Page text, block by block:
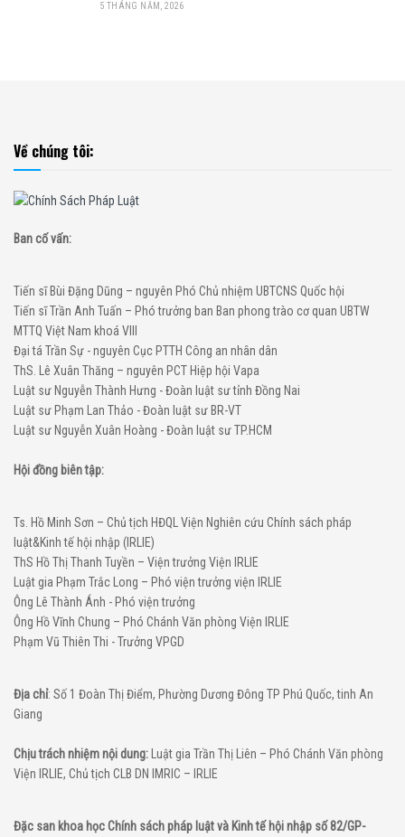
5 THÁNG NĂM, 2026
Về chúng tôi:
Ban cố vấn:
Tiến sĩ Bùi Đặng Dũng – nguyên Phó Chủ nhiệm UBTCNS Quốc hội
Tiến sĩ Trần Anh Tuấn – Phó trưởng ban Ban phong trào cơ quan UBTW
MTTQ Việt Nam khoá VIII
Đại tá Trần Sự - nguyên Cục PTTH Công an nhân dân
ThS. Lê Xuân Thăng – nguyên PCT Hiệp hội Vapa
Luật sư Nguyễn Thành Hưng - Đoàn luật sư tỉnh Đồng Nai
Luật sư Phạm Lan Thảo - Đoàn luật sư BR-VT
Luật sư Nguyễn Xuân Hoàng - Đoàn luật sư TP.HCM
Hội đồng biên tập:
Ts. Hồ Minh Sơn – Chủ tịch HĐQL Viện Nghiên cứu Chính sách pháp
luật&Kinh tế hội nhập (IRLIE)
ThS Hồ Thị Thanh Tuyền – Viện trưởng Viện IRLIE
Luật gia Phạm Trắc Long – Phó viện trưởng viện IRLIE
Ông Lê Thành Ánh - Phó viện trưởng
Ông Hồ Vĩnh Chung – Phó Chánh Văn phòng Viện IRLIE
Phạm Vũ Thiên Thi - Trưởng VPGD
Địa chỉ: Số 1 Đoàn Thị Điểm, Phường Dương Đông TP Phú Quốc, tinh An
Giang
Chịu trách nhiệm nội dung: Luật gia Trần Thị Liên – Phó Chánh Văn phòng
Viện IRLIE, Chủ tịch CLB DN IMRIC – IRLIE
Đặc san khoa học Chính sách pháp luật và Kinh tế hội nhập số 82/GP-